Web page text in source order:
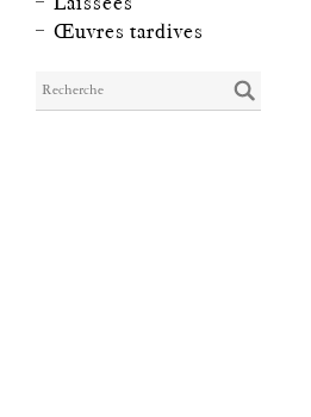
Œuvres tardives